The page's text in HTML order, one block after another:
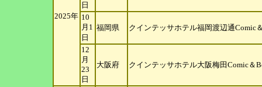
2025年
日
10
月1
日
福岡県 クインテッサホテル福岡渡辺通Comic
12
月
23
日
大阪府 クインテッサホテル大阪梅田Comic＆